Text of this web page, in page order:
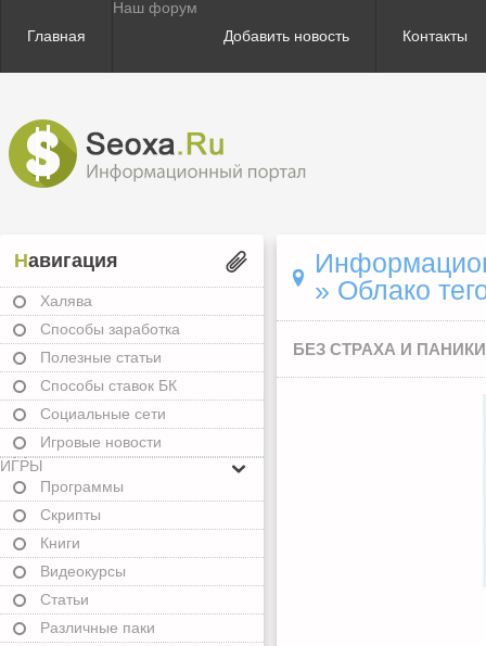
Главная
Наш форум
Добавить новость
Контакты
Навигация
Халява
Способы заработка
Полезные статьи
Способы ставок БК
Социальные сети
Игровые новости
ИГРЫ
Программы
Скрипты
Книги
Видеокурсы
Статьи
Различные паки
» Облако
БЕЗ СТРАХА И ПАНИКИ